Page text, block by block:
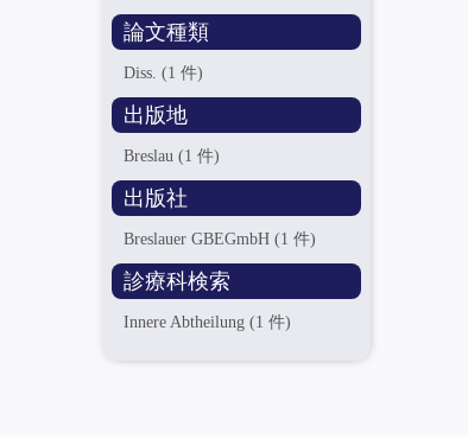
論文種類
Diss.(1 件)
出版地
Breslau(1 件)
出版社
Breslauer GBEGmbH(1 件)
診療科検索
Innere Abtheilung(1 件)